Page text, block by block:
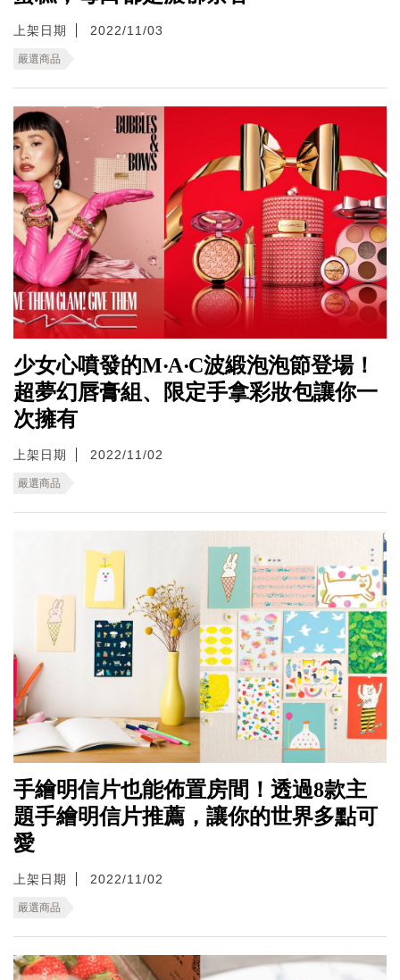
上架日期 2022/11/03
嚴選商品
少女心噴發的M‧A‧C波緞泡泡節登場！
超夢幻唇膏組、限定手拿彩妝包讓你一
次擁有
上架日期 2022/11/02
嚴選商品
手繪明信片也能佈置房間！透過8款主
題手繪明信片推薦，讓你的世界多點可
愛
上架日期 2022/11/02
嚴選商品